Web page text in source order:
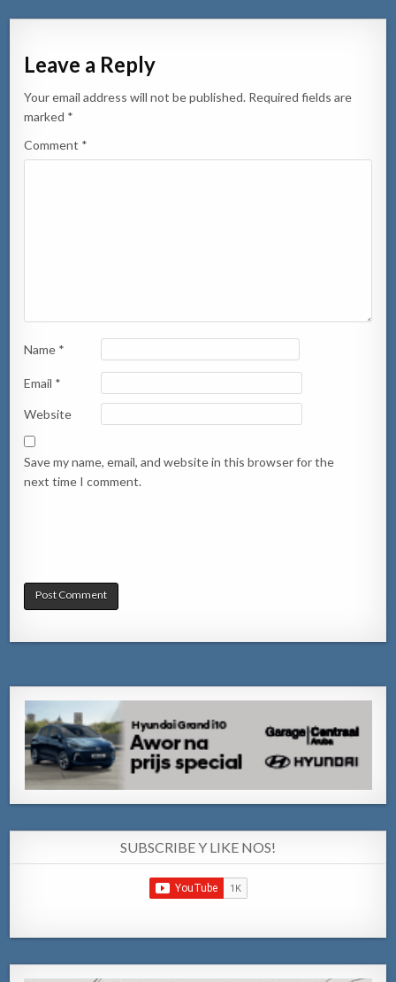
Leave a Reply
Your email address will not be published. Required fields are
marked *
Comment *
Name *
Email *
Website
Save my name, email, and website in this browser for the
next time I comment.
SUBSCRIBE Y LIKE NOS!